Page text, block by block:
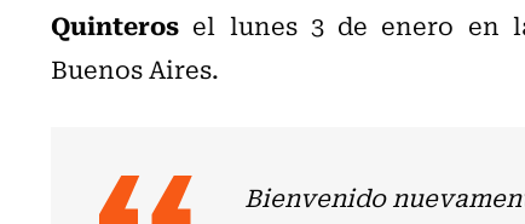
Quinteros el lunes 3 de enero en
Buenos Aires.
Bienvenido